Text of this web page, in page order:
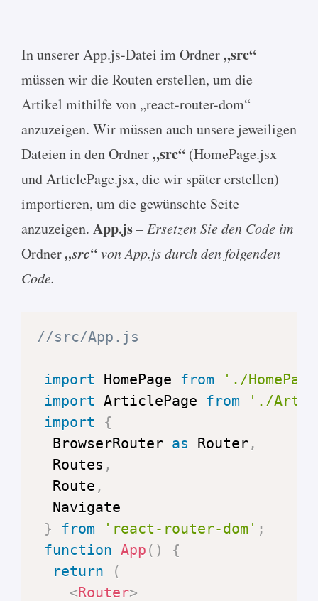
In unserer App.js-Datei im Ordner„src“
müssen wir die Routen erstellen, um die
Artikel mithilfe von „react-router-dom“
anzuzeigen. Wir müssen auch unsere jeweiligen
Dateien in den Ordner„src“ (HomePage.jsx
und ArticlePage.jsx, die wir später erstellen)
importieren, um die gewünschte Seite
anzuzeigen. App.js– Ersetzen Sie den Code im
Ordner„src“von App.js durch den folgenden
Code.
//src/App.js
import HomePage from
'./
import ArticlePage from
'./
import
{
BrowserRouter as Router ,
Routes ,
Route ,
Navigate
}
from 'react-router-dom' ;
function App ( )
{
return
(
<Router>